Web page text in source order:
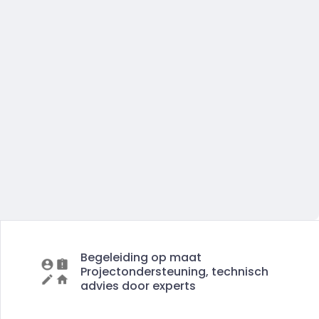
Begeleiding op maat
Projectondersteuning, technisch
advies door experts